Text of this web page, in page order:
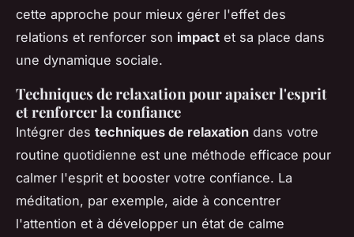
cette approche pour mieux gérer l'effet des
relations et renforcer son impact et sa place dans
une dynamique sociale.
Techniques de relaxation pour apaiser l'esprit
et renforcer la confiance
Intégrer des techniques de relaxation dans votre
routine quotidienne est une méthode efficace pour
calmer l'esprit et booster votre confiance. La
méditation, par exemple, aide à concentrer
l'attention et à développer un état de calme